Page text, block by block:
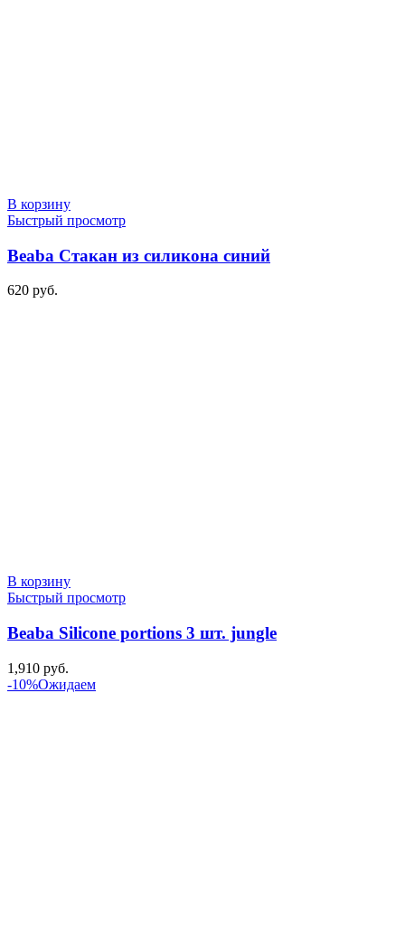
В корзину
Быстрый просмотр
Beaba Стакан из силикона синий
620 руб.
В корзину
Быстрый просмотр
Beaba Silicone portions 3 шт. jungle
1,910 руб.
-10%Ожидаем